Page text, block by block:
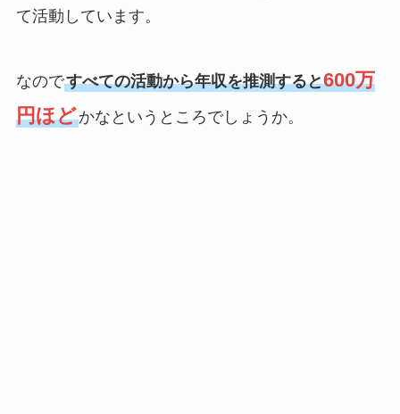
て活動しています。
なのですべての活動から年収を推測すると600万
円ほどかなというところでしょうか。